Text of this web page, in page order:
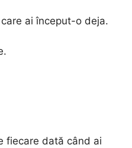
ai început-o deja.
fiecare dată când ai